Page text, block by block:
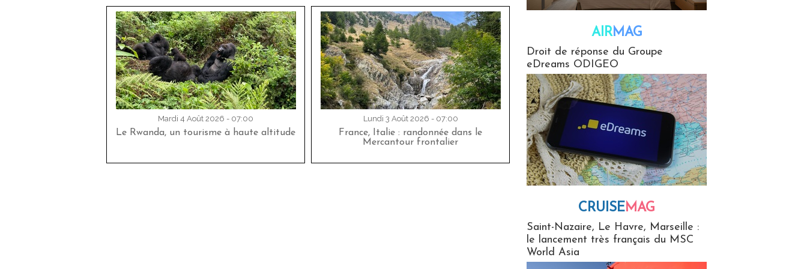
Mardi 4 Août 2026 - 07:00
Le Rwanda, un tourisme à haute altitude
Lundi 3 Août 2026 - 07:00
France, Italie : randonnée dans le
Mercantour frontalier
AIRMAG
Droit de réponse du Groupe
eDreams ODIGEO
CRUISEMAG
Saint-Nazaire, Le Havre, Marseille :
le lancement très français du MSC
World Asia